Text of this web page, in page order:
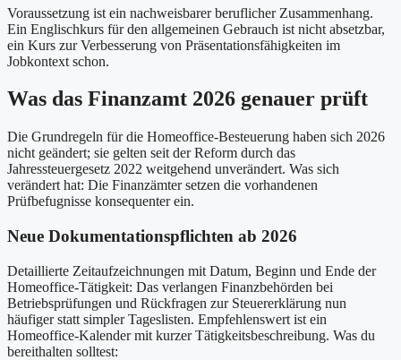
Voraussetzung ist ein nachweisbarer beruflicher Zusammenhang.
Ein Englischkurs für den allgemeinen Gebrauch ist nicht absetzbar,
ein Kurs zur Verbesserung von Präsentationsfähigkeiten im
Jobkontext schon.
Was das Finanzamt 2026 genauer prüft
Die Grundregeln für die Homeoffice-Besteuerung haben sich 2026
nicht geändert; sie gelten seit der Reform durch das
Jahressteuergesetz 2022 weitgehend unverändert. Was sich
verändert hat: Die Finanzämter setzen die vorhandenen
Prüfbefugnisse konsequenter ein.
Neue Dokumentationspflichten ab 2026
Detaillierte Zeitaufzeichnungen mit Datum, Beginn und Ende der
Homeoffice-Tätigkeit: Das verlangen Finanzbehörden bei
Betriebsprüfungen und Rückfragen zur Steuererklärung nun
häufiger statt simpler Tageslisten. Empfehlenswert ist ein
Homeoffice-Kalender mit kurzer Tätigkeitsbeschreibung. Was du
bereithalten solltest: